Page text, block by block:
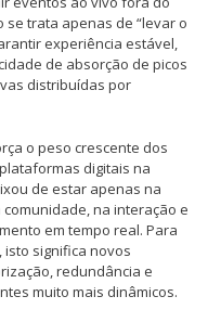
se trata apenas de “levar o
experiência estável,
de absorção de picos
distribuídas por
o peso crescente dos
digitais na
de estar apenas na
na interação e
em tempo real. Para
isto significa novos
redundância e
muito mais dinâmicos.